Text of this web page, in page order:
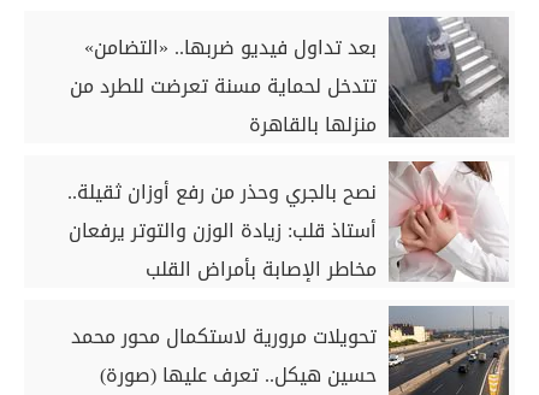
بعد تداول فيديو ضربها.. «التضامن»
تتدخل لحماية مسنة تعرضت للطرد من
منزلها بالقاهرة
نصح بالجري وحذر من رفع أوزان ثقيلة..
أستاذ قلب: زيادة الوزن والتوتر يرفعان
مخاطر الإصابة بأمراض القلب
تحويلات مرورية لاستكمال محور محمد
حسين هيكل.. تعرف عليها (صورة)